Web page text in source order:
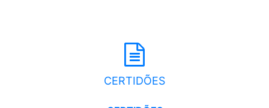
CERTIDÕES